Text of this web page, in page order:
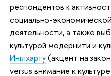
респондентов к
социально-
деятельности, а также
культурой модернити и
Инглхарту(акцент на
versus внимание к